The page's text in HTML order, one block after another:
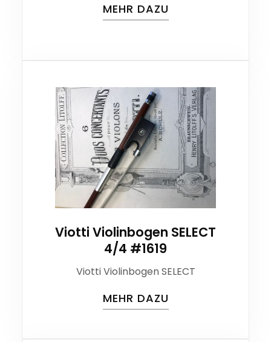
MEHR DAZU
Viotti Violinbogen SELECT
4/4 #1619
Viotti Violinbogen SELECT
MEHR DAZU